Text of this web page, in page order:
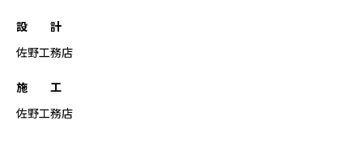
設 計
佐野工務店
施 工
佐野工務店